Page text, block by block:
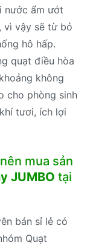
nước ẩm ướt
vì vậy sẽ từ bỏ
hô hấp.
quạt điều hòa
không
cho phòng sinh
tươi, ích lợi
mua sản
JUMBO tại
bán sỉ lẻ có
Quạt